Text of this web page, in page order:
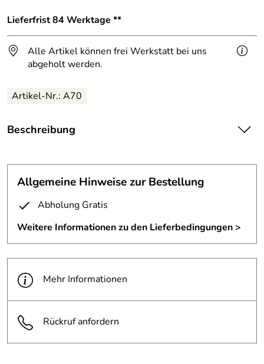
Lieferfrist 84 Werktage **
Alle Artikel können frei Werkstatt bei uns
abgeholt werden.
Artikel-Nr.: A70
Beschreibung
Achsen zusammengefügt.
Heute wurde das Führerhäuschen auf das gestern entstandene
Fahrgestell montiert.
Man braucht nun nicht mehr viel Fantasie um sich die fertige Duchess
Allgemeine Hinweise zur Bestellung
Abholung Gratis
Weitere Informationen zu den Lieferbedingungen >
Mehr Informationen
Rückruf anfordern